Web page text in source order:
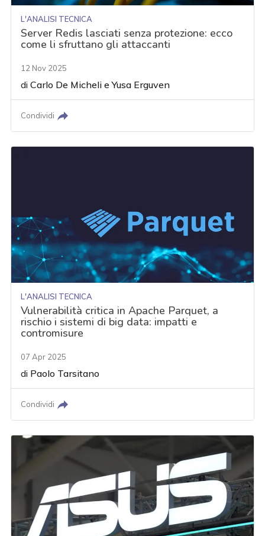
L'ANALISI TECNICA
Server Redis lasciati senza protezione: ecco
come li sfruttano gli attaccanti
12 Nov 2025
diCarlo De Micheli eYusa Erguven
Condividi
L'ANALISI TECNICA
Vulnerabilità critica in Apache Parquet, a
rischio i sistemi di big data: impatti e
contromisure
07 Apr 2025
di Paolo Tarsitano
Condividi